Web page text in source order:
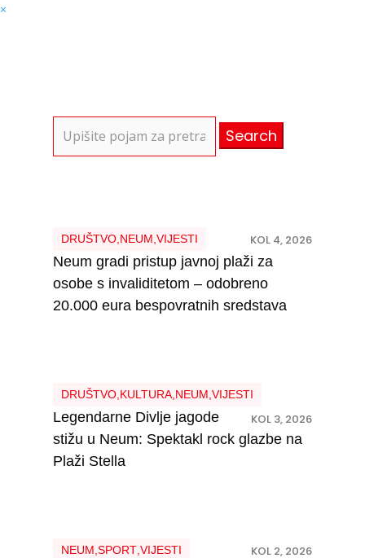
×
for:
DRUŠTVO, NEUM VIJESTI KOL 4, 2026
Neum gradi pristup javnoj plaži za
osobe s invaliditetom – odobreno
20.000 eura bespovratnih sredstava
DRUŠTVO, KULTURA, NEUM VIJESTI
KOL 3, 2026
Legendarne Divlje jagode
stižu u Neum: Spektakl rock glazbe na
Plaži Stella
NEUM SPORT, VIJESTI KOL 2, 2026